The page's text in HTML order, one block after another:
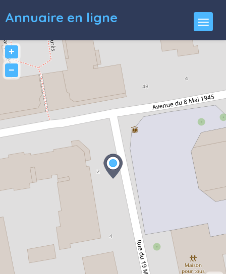
Annuaire en ligne
+
−